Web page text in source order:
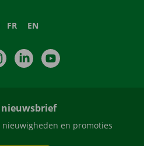
FR EN
InstagramLinkedIn
nieuwsbrief
en promoties